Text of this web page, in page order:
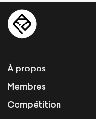
À propos
Membres
Compétition